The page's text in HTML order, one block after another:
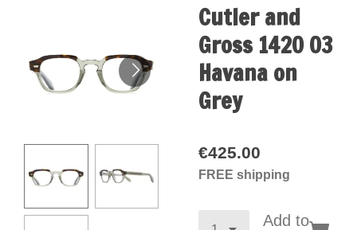
Cutler and
Gross 1420 03
Havana on
Grey
€425.00
FREE shipping
Add to